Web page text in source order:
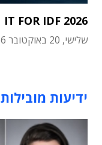
IT FOR IDF 2026
שלישי, 20 באוקטובר 2026
ידיעות מובילות